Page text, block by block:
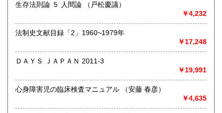
取り扱い分野
語国文、外国文学、古典籍、近代文献、趣味、外国書、サブ
カルチャー、古書一般（その他）
生存法則論 ５ 人間論 （戸松慶議）
￥4,232
法制史文献目録「2」1960~1979年
￥17,248
ＤＡＹＳ ＪＡＰＡＮ 2011-3
￥19,991
心身障害児の臨床検査マニュアル （安藤 春彦）
￥4,635